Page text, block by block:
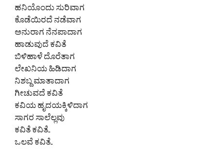
ಹನಿಯೊಂದು ಸುರಿವಾಗ
ಕೊಡೆಯಿರದೆ ನಡೆವಾಗ
ಅನುರಾಗ ನೆನಪಾದಾಗ
ಹಾಡುವುದೆ ಕವಿತೆ
ಬಿಳಿಹಾಳೆ ದೊರೆತಾಗ
ಲೇಖನಿಯ ಹಿಡಿದಾಗ
ನಿಶಬ್ದ ಮಾತಾದಾಗ
ಗೀಚುವದೆ ಕವಿತೆ
ಕವಿಯ ಹೃದಯಕ್ಕಿಳಿದಾಗ
ಸಾಗರ ಸಾಲೆಲ್ಲವು
ಕವಿತೆ ಕವಿತೆ..
ಒಲವೆ ಕವಿತೆ..